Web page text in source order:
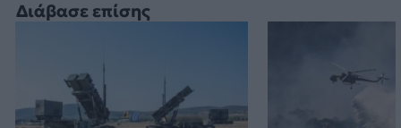
Διάβασε επίσης